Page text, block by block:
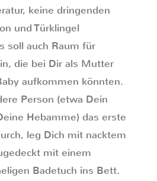
keine dringenden
und Türklingel
soll auch Raum für
die bei Dir als Mutter
aufkommen könnten.
Person (etwa Dein
Hebamme) das erste
leg Dich mit nacktem
mit einem
Badetuch ins Bett.